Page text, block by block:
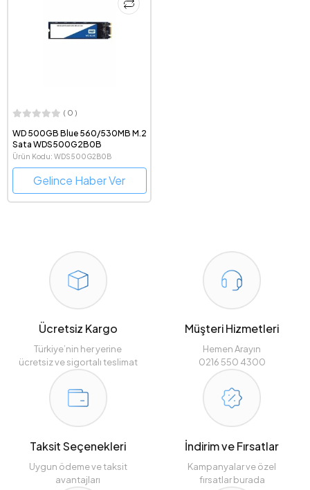
( 0 )
WD 500GB Blue 560/530MB M.2
Sata WDS500G2B0B
Ürün Kodu: WDS500G2B0B
Gelince Haber Ver
Ücretsiz Kargo
Türkiye’nin her yerine
ücretsiz ve sigortalı teslimat
Müşteri Hizmetleri
Hemen Arayın
0216 550 4300
Taksit Seçenekleri
Uygun ödeme ve taksit
avantajları
İndirim ve Fırsatlar
Kampanyalar ve özel
fırsatlar burada